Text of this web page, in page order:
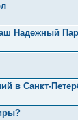
Надежный
в Санкт-